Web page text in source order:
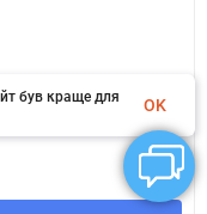
був краще для
OK